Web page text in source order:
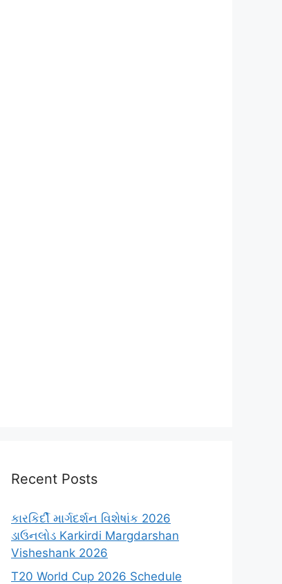
Recent Posts
કારકિર્દી માર્ગદર્શન વિશેષાંક 2026
ડાઉનલોડ Karkirdi Margdarshan
Visheshank 2026
T20 World Cup 2026 Schedule